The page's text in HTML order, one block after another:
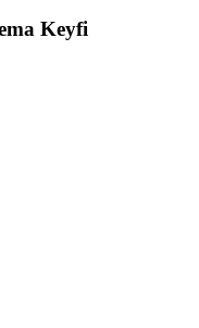
Keyfi